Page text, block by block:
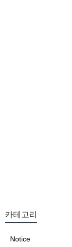
카테고리
Notice